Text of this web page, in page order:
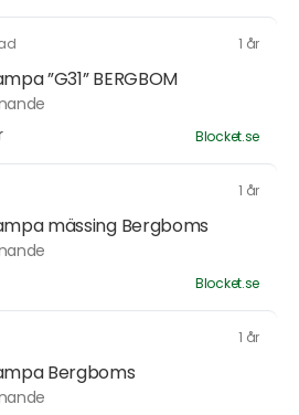
1 år
”G31” BERGBOM
Blocket.se
1 år
mässing Bergboms
Blocket.se
1 år
Bergboms